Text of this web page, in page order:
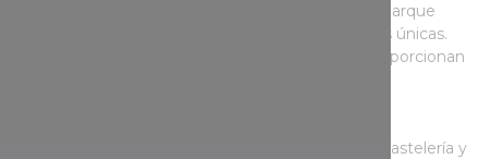
celebraciones familiares. El jardín del palacio y el parque
trasero son el escenario perfecto para hacer fotos únicas.
Miles de flores, escaleras con putos y fuentes proporcionan
El café Esterházy ofrece aquí especialidades de pastelería y